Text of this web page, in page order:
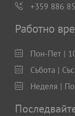
+359 886
Работно
Пон-Пет |
Събота |
Неделя |